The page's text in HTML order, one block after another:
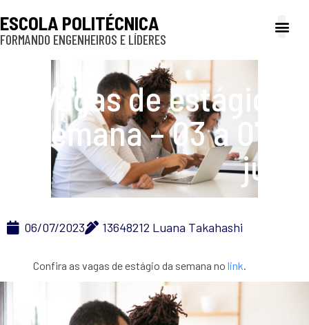
ESCOLA POLITÉCNICA
FORMANDO ENGENHEIROS E LÍDERES
Vagas de estágio da
semana – 03 a 07 de
julho
06/07/2023 13648212 Luana Takahashi
Confira as vagas de estágio da semana nolink.